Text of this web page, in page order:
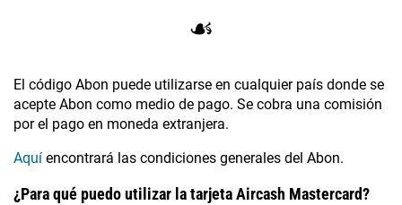
☙
El código Abon puede utilizarse en cualquier país donde se
acepte Abon como medio de pago. Se cobra una comisión
por el pago en moneda extranjera.
Aquí encontrará las condiciones generales del Abon.
¿Para qué puedo utilizar la tarjeta Aircash Mastercard?